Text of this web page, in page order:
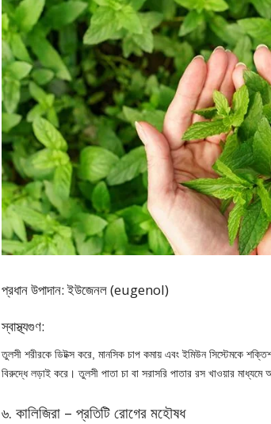
প্রধান উপাদান: ইউজেনল (eugenol)
স্বাস্থ্যগুণ:
তুলসী শরীরকে ডিটক্স করে, মানসিক চাপ কমায় এবং ইমিউন সিস্টেমকে
বিরুদ্ধে লড়াই করে। তুলসী পাতা চা বা সরাসরি পাতার রস খাওয়ার
৬. কালিজিরা – প্রতিটি রোগের মহৌষধ